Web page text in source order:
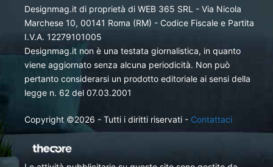
Designmag.it di proprietà di WEB 365 SRL - Via Nicola
Marchese 10, 00141 Roma (RM) - Codice Fiscale e Partita
I.V.A. 12279101005
Designmag.it non è una testata giornalistica, in quanto
viene aggiornato senza alcuna periodicità. Non può
pertanto considerarsi un prodotto editoriale ai sensi della
legge n. 62 del 07.03.2001
Copyright ©2026 - Tutti i diritti riservati - Contattaci